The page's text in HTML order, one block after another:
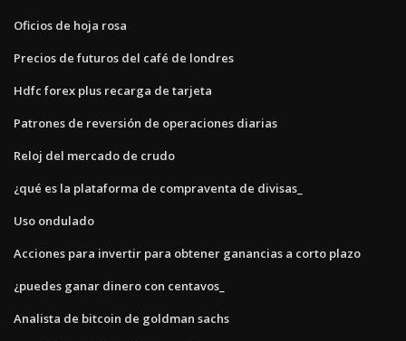
Oficios de hoja rosa
Precios de futuros del café de londres
Hdfc forex plus recarga de tarjeta
Patrones de reversión de operaciones diarias
Reloj del mercado de crudo
¿qué es la plataforma de compraventa de divisas_
Uso ondulado
Acciones para invertir para obtener ganancias a corto plazo
¿puedes ganar dinero con centavos_
Analista de bitcoin de goldman sachs